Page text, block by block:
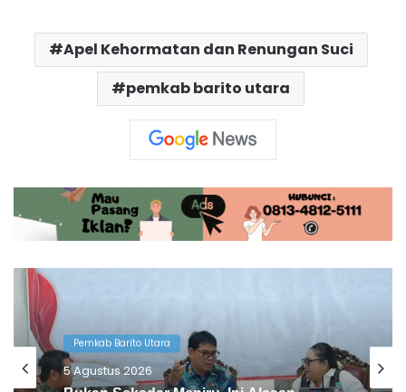
Apel Kehormatan dan Renungan Suci
pemkab barito utara
Pemkab Barito Utara
4 Agustus 2026